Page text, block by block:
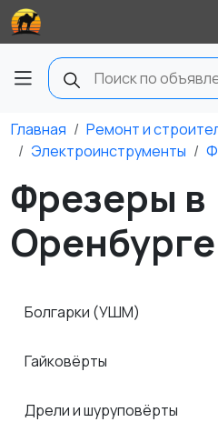
Главная Ремонт и
Электроинструменты
Фрезеры в
Оренбурге
Болгарки (УШМ)
Гайковёрты
Дрели и шуруповёрты